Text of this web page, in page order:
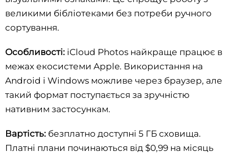
великими бібліотеками без потреби ручного
сортування.
Особливості: iCloud Photos найкраще працює в
межах екосистеми Apple. Використання на
Android і Windows можливе через браузер, але
такий формат поступається за зручністю
нативним застосункам.
Вартість: безплатно доступні 5 ГБ сховища.
Платні плани починаються від $0,99 на місяць